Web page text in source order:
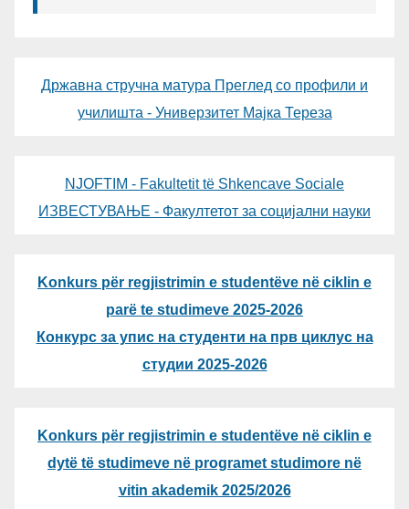
Државна стручна матура Преглед со профили и
училишта - Универзитет Мајка Тереза
NJOFTIM - Fakultetit të Shkencave Sociale
ИЗВЕСТУВАЊЕ - Факултетот за социјални науки
Konkurs për regjistrimin e studentëve në ciklin e
parë te studimeve 2025-2026
Конкурс за упис на студенти на прв циклус на
студии 2025-2026
Konkurs për regjistrimin e studentëve në ciklin e
dytë të studimeve në programet studimore në
vitin akademik 2025/2026